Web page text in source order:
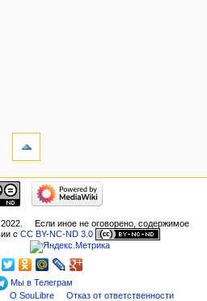
Если иное не оговорено, содержимое
с CC BY-NC-ND 3.0
Мы в Телеграм
О SouLibre Отказ от ответственности